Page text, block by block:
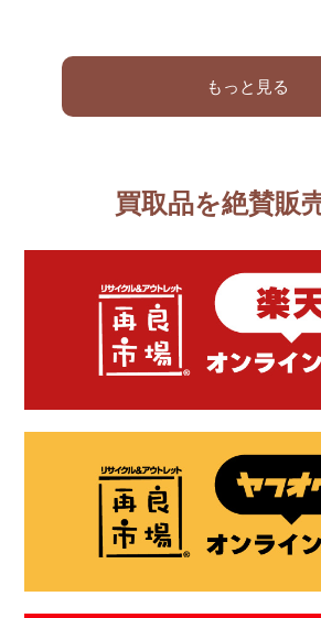
もっと見る
買取品を絶賛販